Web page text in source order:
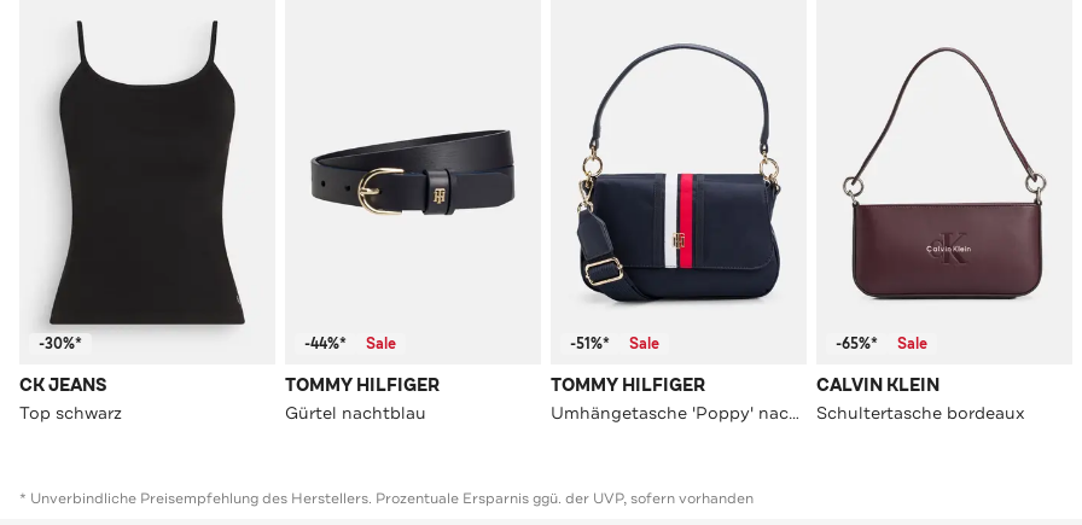
-30%*
CK JEANS
Top schwarz
-44%* Sale
TOMMY HILFIGER
Gürtel nachtblau
-51%* Sale
TOMMY HILFIGER
Umhängetasche 'Poppy' nachtblau
-65%* Sale
CALVIN KLEIN
Schultertasche bordeaux
* Unverbindliche Preisempfehlung des Herstellers. Prozentuale Ersparnis ggü. der UVP, sofern vorhanden